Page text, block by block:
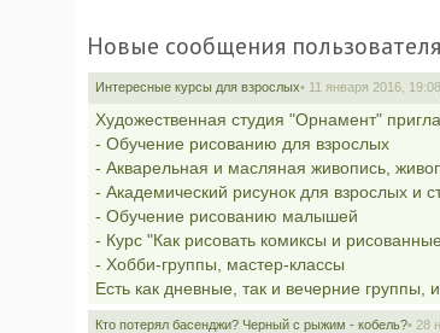
Новые сообщения пользователя
Интересные курсы для взрослых• 11 января 2016, 19:08,
Художественная студия "Орнамент"
- Обучение рисованию для взрослых
- Акварельная и масляная живопись,
- Академический рисунок для взрослых и
- Обучение рисованию малышей
- Курс "Как рисовать комиксы и
- Хобби-группы, мастер-классы
Есть как дневные, так и вечерние
Кто потерял басенджи? Черный с рыжим - кобель?• 28